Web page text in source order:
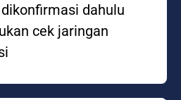
dahulu
cek jaringan